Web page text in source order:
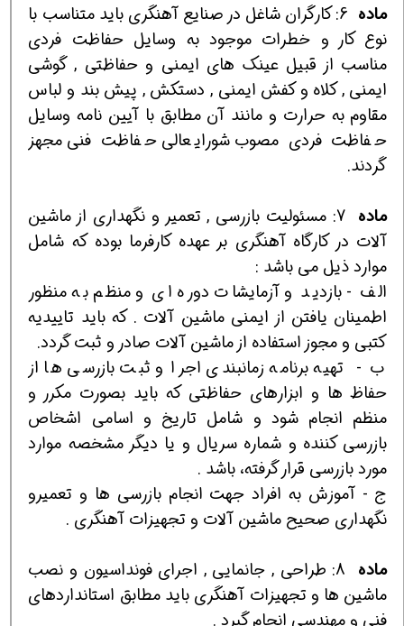
ماده
6: كارگران شاغل در صنايع آهنگري بايد متناسب با
نوع كار و خطرات موجود به وسايل حفاظت فردي
مناسب از قبيل عينك هاي ايمني و حفاظتي , گوشي
ايمني , كلاه و كفش ايمني , دستكش , پيش بند و لباس
مقاوم به حرارت و مانند آن مطابق با آيين نامه وسايل
حفاظت فردي مصوب شورايعالي حفاظت فني مجهز
گردند.
ماده 7:
مسئوليت بازرسي , تعمير و نگهداري از ماشين
آلات در كارگاه آهنگري بر عهده كارفرما بوده كه شامل
موارد ذيل مي باشد :
الف - بازديد و آزمايشات دوره اي و منظم به منظور
اطمينان يافتن از ايمني ماشين آلات . كه بايد تاييديه
كتبي و مجوز استفاده از ماشين آلات صادر و ثبت گردد.
ب - تهيه برنامه زمانبندي اجرا و ثبت بازرسي ها از
حفاظ ها و ابزارهاي حفاظتي كه بايد بصورت مكرر و
منظم انجام شود و شامل تاريخ و اسامي اشخاص
بازرسي كننده و شماره سريال و يا ديگر مشخصه موارد
مورد بازرسي قرار گرفته، باشد .
ج - آموزش به افراد جهت انجام بازرسي ها و تعميرو
نگهداري صحيح ماشين آلات و تجهيزات آهنگري .
ماده
8: طراحي , جانمايي , اجراي فونداسيون و نصب
ماشين ها و تجهيزات آهنگري بايد مطابق استانداردهاي
فني و مهندسي انجام گيرد .